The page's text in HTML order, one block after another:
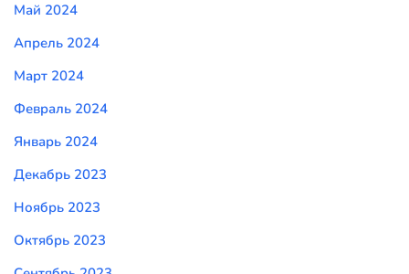
Май 2024
Апрель 2024
Март 2024
Февраль 2024
Январь 2024
Декабрь 2023
Ноябрь 2023
Октябрь 2023